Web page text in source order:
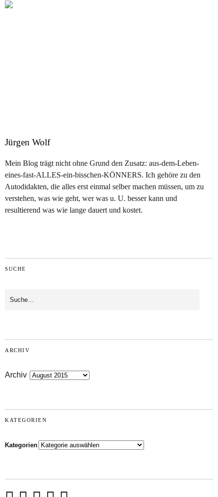
Jürgen Wolf
Mein Blog trägt nicht ohne Grund den Zusatz: aus-dem-Leben-
eines-fast-ALLES-ein-bisschen-KÖNNERS. Ich gehöre zu den
Autodidakten, die alles erst einmal selber machen müssen, um zu
verstehen, was wie geht, wer was u. U. besser kann und
resultierend was wie lange dauert und kostet.
SUCHE
ARCHIV
Archiv
KATEGORIEN
Kategorien